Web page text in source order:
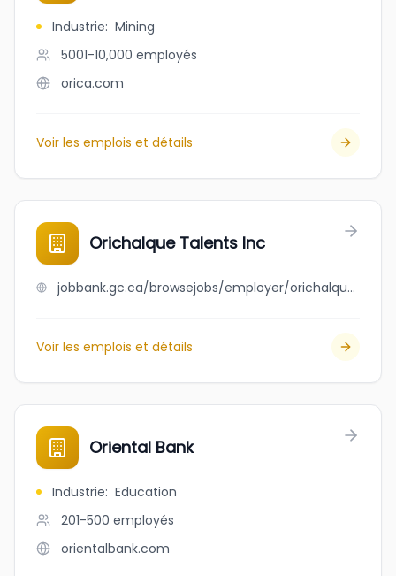
Industrie: Mining
5001-10,000 employés
orica.com
Voir les emplois et détails
Orichalque Talents Inc
jobbank.gc.ca/browsejobs/employer/orichalque+talents+inc/ca
Voir les emplois et détails
Oriental Bank
Industrie: Education
201-500 employés
orientalbank.com